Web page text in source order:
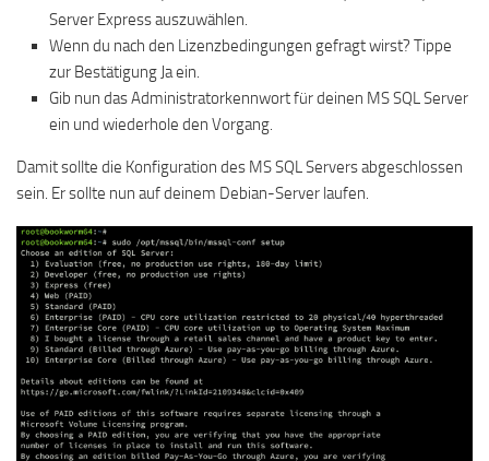
Server Express auszuwählen.
Wenn du nach den Lizenzbedingungen gefragt wirst? Tippe
zur Bestätigung Ja ein.
Gib nun das Administratorkennwort für deinen MS SQL Server
ein und wiederhole den Vorgang.
Damit sollte die Konfiguration des MS SQL Servers abgeschlossen
sein. Er sollte nun auf deinem Debian-Server laufen.